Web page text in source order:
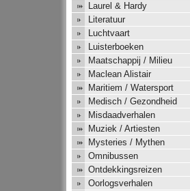
Laurel & Hardy
Literatuur
Luchtvaart
Luisterboeken
Maatschappij / Milieu
Maclean Alistair
Maritiem / Watersport
Medisch / Gezondheid
Misdaadverhalen
Muziek / Artiesten
Mysteries / Mythen
Omnibussen
Ontdekkingsreizen
Oorlogsverhalen